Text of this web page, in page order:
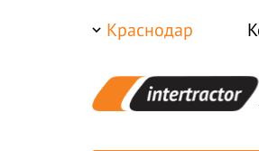
Краснодар